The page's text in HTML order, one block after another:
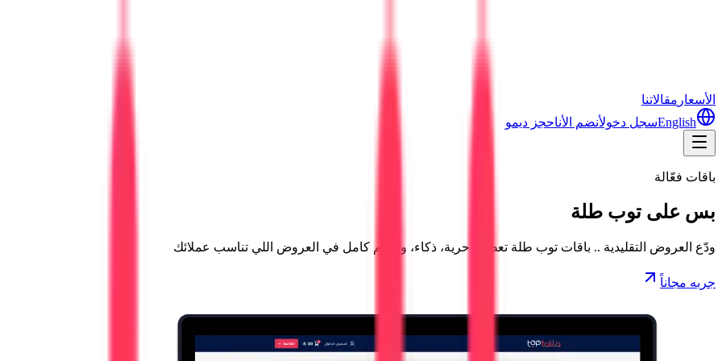
الأسعار مقالاتنا
Englishسجل دخولأنضم الأناحجز ديمو
باقات فعّالة
بس على توب طلة
ودّع العروض التقليدية .. باقات توب طلة تعطيك حرية، ذكاء، وتحكّم كامل في العروض اللي تناسب عملائك
جربه مجاناً